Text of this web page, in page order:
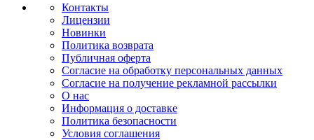
Контакты
Лицензии
Новинки
Политика возврата
Публичная оферта
Согласие на обработку персональных данных
Согласие на получение рекламной рассылки
О нас
Информация о доставке
Политика безопасности
Условия соглашения